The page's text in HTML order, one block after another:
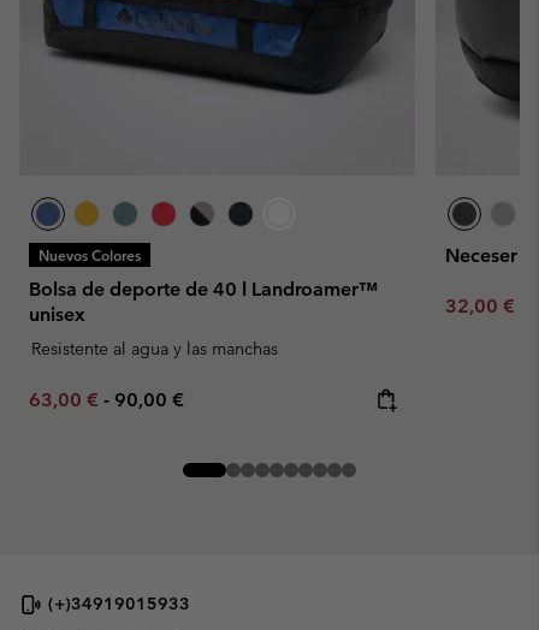
Nuevos Colores
Bolsa de deporte de 40 l Landroamer™
unisex
Resistente al agua y las manchas
Minimum sale price:
63,00 € - Maximum price:
90,00 €
Neceser
Minimum
32,00 €
(+)34919015933